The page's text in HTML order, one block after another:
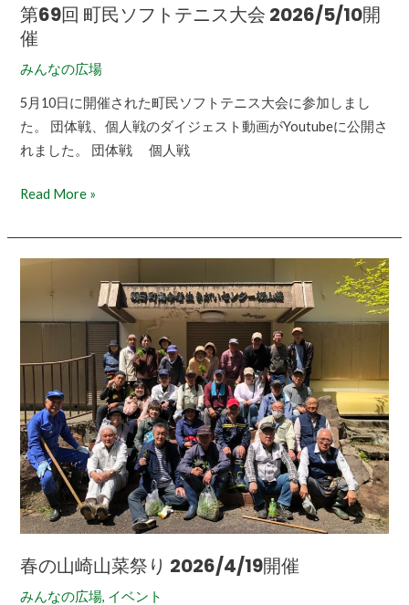
第69回 町民ソフトテニス大会 2026/5/10開
催
みんなの広場
5月10日に開催された町民ソフトテニス大会に参加しまし
た。 団体戦、個人戦のダイジェスト動画がYoutubeに公開さ
れました。 団体戦 個人戦
ニ
ス
大
2026/5/10
開
催
Read More »
春の山崎山菜祭り 2026/4/19開催
みんなの広場, イベント
春
山
山
菜
祭
り
2026/4/19
開
催